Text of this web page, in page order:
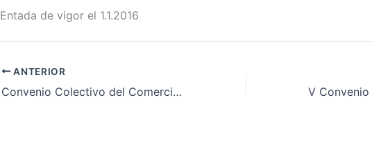
Entada de vigor el 1.1.2016
ANTERIOR
Convenio Colectivo del Comercio del Metal de la provincia de Badajoz 2015